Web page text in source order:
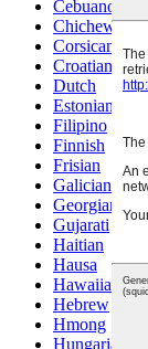
Cebuano
Chichewa
Corsican
Croatian
Dutch
Estonian
Filipino
Finnish
Frisian
Galician
Georgian
Gujarati
Haitian
Hausa
Hawaiian
Hebrew
Hmong
Hungarian